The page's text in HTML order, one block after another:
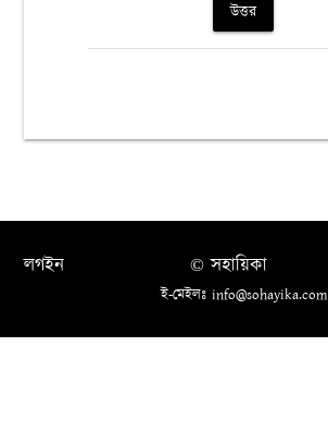
উত্তর
লগইন © সহায়িকা
ই-মেইলঃ info@sohayika.com